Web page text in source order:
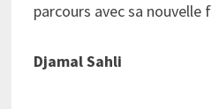
parcours avec sa nouvelle
Djamal Sahli